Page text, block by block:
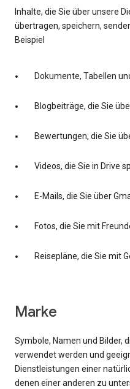
Inhalte, die Sie über unsere
übertragen, speichern,
Beispiel
Dokumente, Tabellen
Blogbeiträge, die Sie
Bewertungen, die Sie
Videos, die Sie in Drive
E-Mails, die Sie über
Fotos, die Sie mit
Reisepläne, die Sie mit
Marke
Symbole, Namen und Bilder,
verwendet werden und
Dienstleistungen einer
denen einer anderen zu